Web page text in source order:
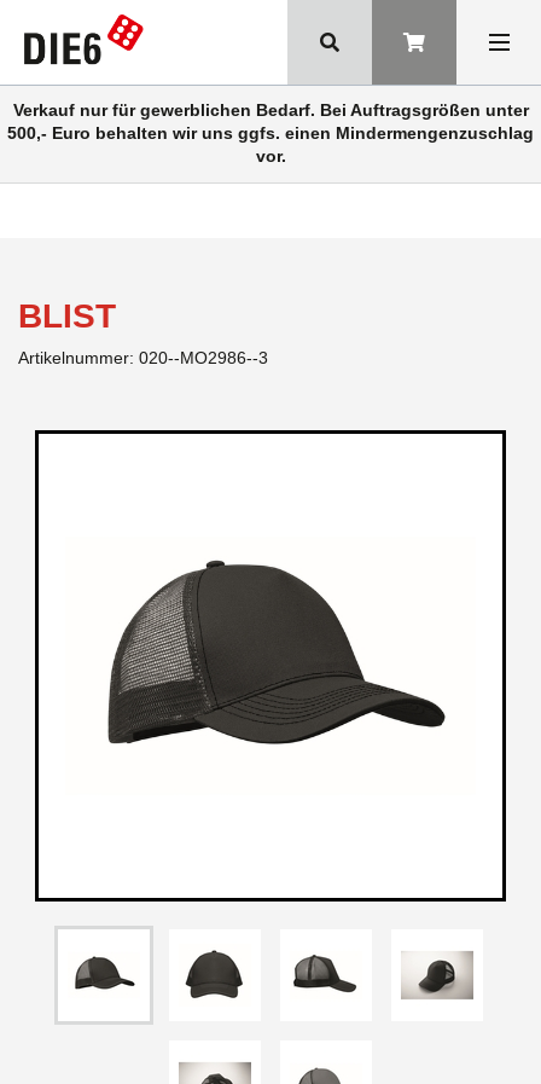
Verkauf nur für gewerblichen Bedarf. Bei Auftragsgrößen unter
500,- Euro behalten wir uns ggfs. einen Mindermengenzuschlag
vor.
BLIST
Artikelnummer: 020--MO2986--3